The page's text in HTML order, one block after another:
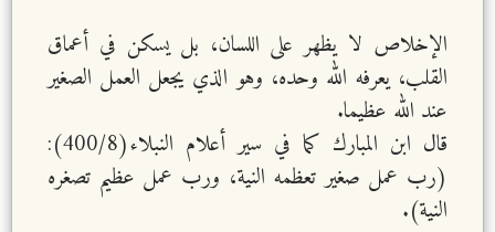
الإخلاص لا يظهر على اللسان، بل يسكن في أعماق
القلب، يعرفه الله وحده، وهو الذي يجعل العمل الصغير
عند الله عظيما.
قال ابن المبارك كما في سير أعلام النبلاء(400/8):
(رب عمل صغير تعظمه النية، ورب عمل عظيم تصغره
النية).